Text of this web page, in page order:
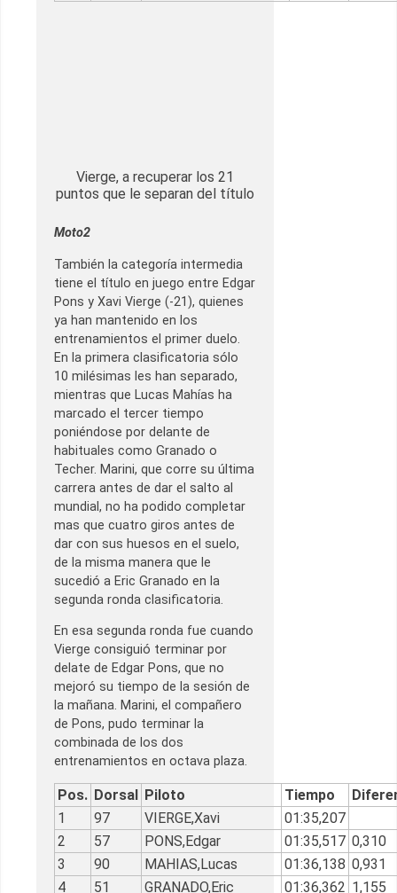
Vierge, a recuperar los 21
puntos que le separan del título
Moto2
También la categoría intermedia
tiene el título en juego entre Edgar
Pons y Xavi Vierge (-21), quienes
ya han mantenido en los
entrenamientos el primer duelo.
En la primera clasificatoria sólo
10 milésimas les han separado,
mientras que Lucas Mahías ha
marcado el tercer tiempo
poniéndose por delante de
habituales como Granado o
Techer. Marini, que corre su última
carrera antes de dar el salto al
mundial, no ha podido completar
mas que cuatro giros antes de
dar con sus huesos en el suelo,
de la misma manera que le
sucedió a Eric Granado en la
segunda ronda clasificatoria.
En esa segunda ronda fue cuando
Vierge consiguió terminar por
delate de Edgar Pons, que no
mejoró su tiempo de la sesión de
la mañana. Marini, el compañero
de Pons, pudo terminar la
combinada de los dos
entrenamientos en octava plaza.
Pos. Dorsal Piloto Tiempo
1
97 VIERGE,Xavi
01:35,207
2
57 PONS,Edgar 01:35,517 0,310
3
90 MAHIAS,Lucas 01:36,138 0,931
4
51 GRANADO,Eric 01:36,362 1,155